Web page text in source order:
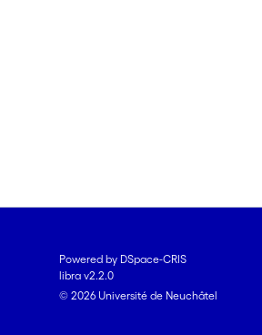
Powered by DSpace-CRIS
libra v2.2.0
© 2026 Université de Neuchâtel